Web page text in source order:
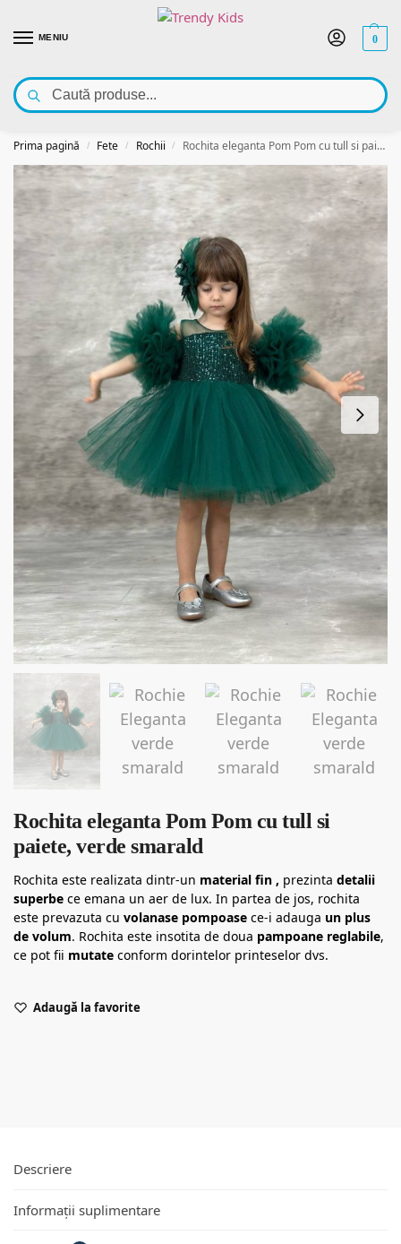
MENIU
Caută
0
Bun venit pe Trendy Kids – outlet cu haine pentru copii! Vezi oferta noastră la
articole de îmbrăcăminte pentru copii👇
Prima pagină / Fete / Rochii / Rochita eleganta Pom Pom cu tull si paiete, verde smarald
Rochita eleganta Pom Pom cu tull si
paiete, verde smarald
Rochita este realizata dintr-un material fin , prezinta detalii
superbe ce emana un aer de lux. In partea de jos, rochita
este prevazuta cu volanase pompoase ce-i adauga un plus
de volum. Rochita este insotita de doua pampoane reglabile,
ce pot fii mutate conform dorintelor printeselor dvs.
Adaugă la favorite
Descriere
Informații suplimentare